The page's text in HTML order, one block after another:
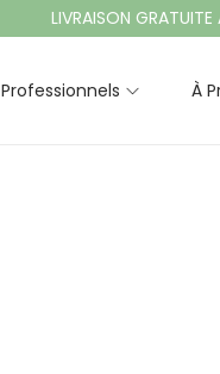
LIVRAISON GRATUITE À
Professionnels À